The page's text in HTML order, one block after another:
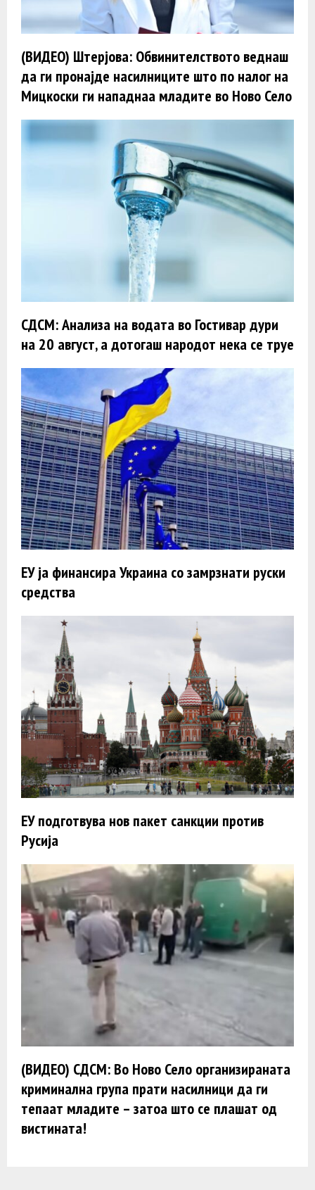
(ВИДЕО) Штерјова: Обвинителството веднаш
да ги пронајде насилниците што по налог на
Мицкоски ги нападнаа младите во Ново Село
СДСМ: Анализа на водата во Гостивар дури
на 20 август, а дотогаш народот нека се труе
ЕУ ја финансира Украина со замрзнати руски
средства
ЕУ подготвува нов пакет санкции против
Русија
(ВИДЕО) СДСМ: Во Ново Село организираната
криминална група прати насилници да ги
тепаат младите – затоа што се плашат од
вистината!